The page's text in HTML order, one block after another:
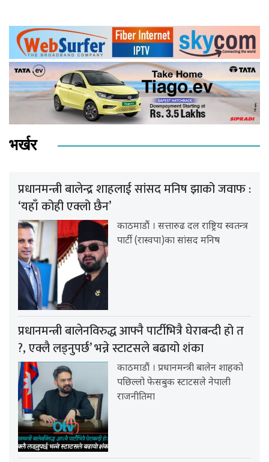
भर्खर
प्रधानमन्त्री बालेन्द्र शाहलाई सांसद मनिष झाको जवाफ :
‘यहाँ कोही एक्लो छैन’
काठमाडौं । सत्तारुढ दल राष्ट्रिय स्वतन्त्र
पार्टी (रास्वपा)का सांसद मनिष
प्रधानमन्त्री बालेनविरुद्ध आफ्नै पार्टीभित्रै घेराबन्दी हो त
?, एक्लै लड्नुपर्छ’ भन्ने स्टाटसले बढायो शंका
काठमाडौं । प्रधानमन्त्री बालेन शाहको
पछिल्लो फेसबुक स्टाटसले नेपाली
राजनीतिमा